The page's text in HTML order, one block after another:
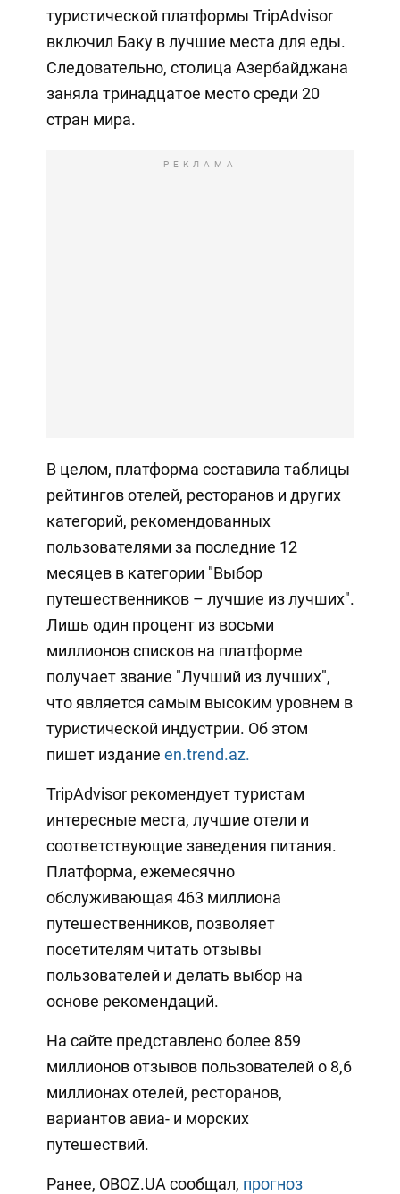
туристической платформы TripAdvisor
включил Баку в лучшие места для еды.
Следовательно, столица Азербайджана
заняла тринадцатое место среди 20
стран мира.
РЕКЛАМА
В целом, платформа составила таблицы
рейтингов отелей, ресторанов и других
категорий, рекомендованных
пользователями за последние 12
месяцев в категории "Выбор
путешественников – лучшие из лучших".
Лишь один процент из восьми
миллионов списков на платформе
получает звание "Лучший из лучших",
что является самым высоким уровнем в
туристической индустрии. Об этом
пишет издание en.trend.az.
TripAdvisor рекомендует туристам
интересные места, лучшие отели и
соответствующие заведения питания.
Платформа, ежемесячно
обслуживающая 463 миллиона
путешественников, позволяет
посетителям читать отзывы
пользователей и делать выбор на
основе рекомендаций.
На сайте представлено более 859
миллионов отзывов пользователей о 8,6
миллионах отелей, ресторанов,
вариантов авиа- и морских
путешествий.
Ранее, OBOZ.UA сообщал, прогноз